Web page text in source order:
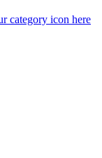
category icon here